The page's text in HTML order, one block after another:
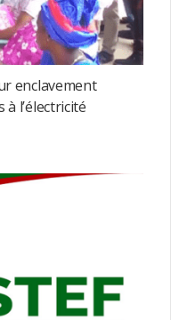
enclavement
à l’électricité